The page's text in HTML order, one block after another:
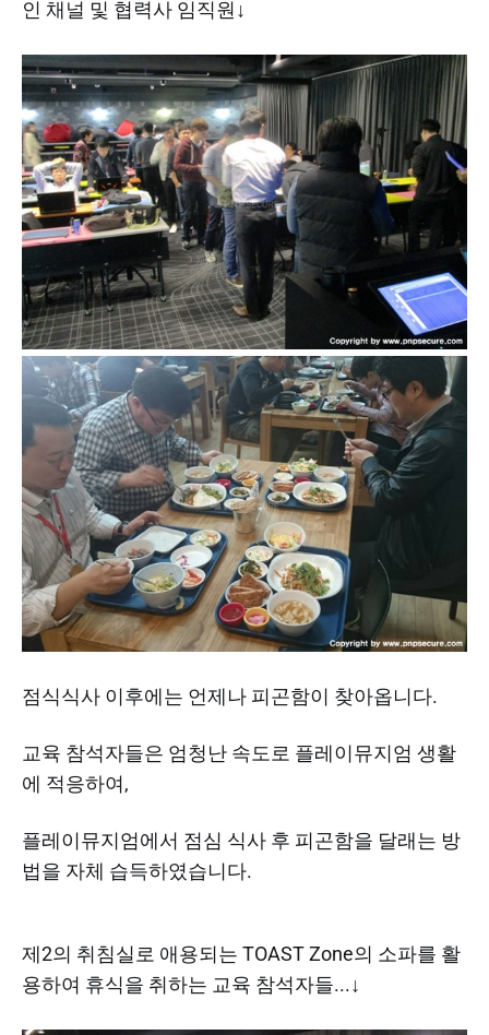
인 채널 및 협력사 임직원↓
점식식사 이후에는 언제나 피곤함이 찾아옵니다.
교육 참석자들은 엄청난 속도로 플레이뮤지엄 생활
에 적응하여,
플레이뮤지엄에서 점심 식사 후 피곤함을 달래는 방
법을 자체 습득하였습니다.
제2의 취침실로 애용되는 TOAST Zone의 소파를 활
용하여 휴식을 취하는 교육 참석자들...↓​